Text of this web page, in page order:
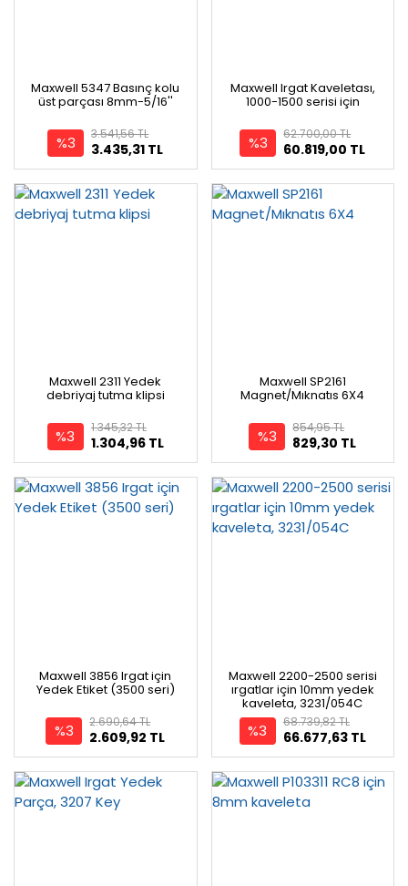
Maxwell 5347 Basınç kolu
üst parçası 8mm-5/16''
%3 3.435,31 TL
3.541,56 TL
Maxwell Irgat Kaveletası,
1000-1500 serisi için
%3 60.819,00 TL
62.700,00 TL
Maxwell 2311 Yedek
debriyaj tutma klipsi
%3 1.304,96 TL
1.345,32 TL
Maxwell SP2161
Magnet/Mıknatıs 6X4
%3 829,30 TL
854,95 TL
Maxwell 3856 Irgat için
Yedek Etiket (3500 seri)
%3 2.609,92 TL
2.690,64 TL
Maxwell 2200-2500 serisi
ırgatlar için 10mm yedek
kaveleta, 3231/054C
%3 66.677,63 TL
68.739,82 TL